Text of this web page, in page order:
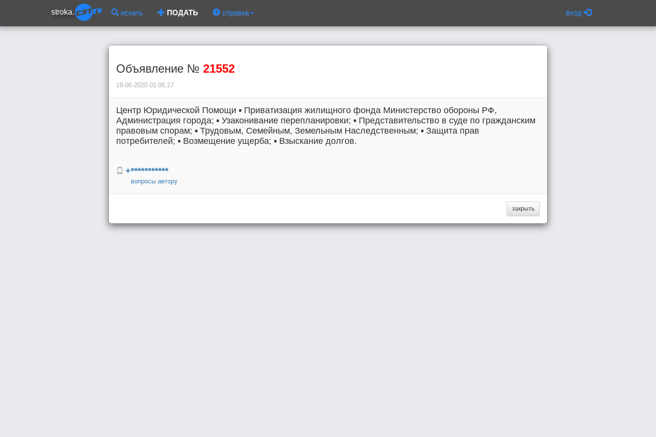
stroka. искать ПОДАТЬ справка вход
Объявление № 21552
18-06-2020 01:06:27
Центр Юридической Помощи ▪︎ Приватизация жилищного фонда Министерство обороны РФ,
Администрация города; ▪︎ Узаконивание перепланировки; ▪︎ Представительство в суде по гражданским
правовым спорам; ▪︎ Трудовым, Семейным, Земельным Наследственным; ▪︎ Защита прав
потребителей; ▪︎ Возмещение ущерба; ▪︎ Взыскание долгов.
+***********
вопросы автору
закрыть